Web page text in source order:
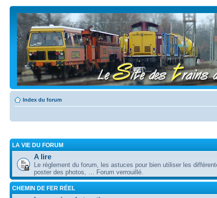
Index du forum
LA VIE DU FORUM
A lire
Le règlement du forum, les astuces pour bien utiliser les
poster des photos, … Forum verrouillé.
CHEMIN DE FER RÉEL